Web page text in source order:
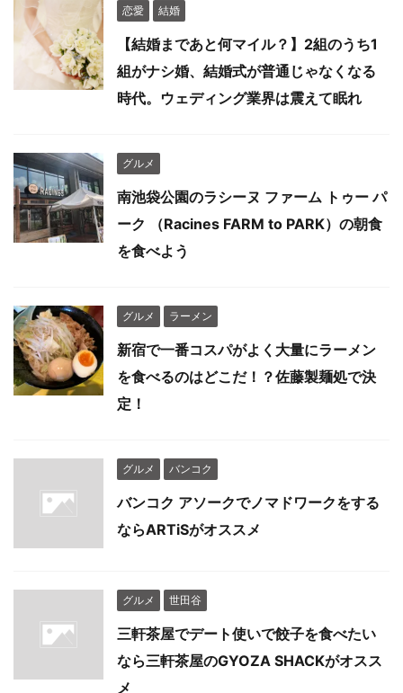
恋愛 結婚
【結婚まであと何マイル？】2組のうち1
組がナシ婚、結婚式が普通じゃなくなる
時代。ウェディング業界は震えて眠れ
グルメ
南池袋公園のラシーヌ ファーム トゥー パ
ーク （Racines FARM to PARK）の朝食
を食べよう
グルメ ラーメン
新宿で一番コスパがよく大量にラーメン
を食べるのはどこだ！？佐藤製麺処で決
定！
グルメ バンコク
バンコク アソークでノマドワークをする
ならARTiSがオススメ
グルメ 世田谷
三軒茶屋でデート使いで餃子を食べたい
なら三軒茶屋のGYOZA SHACKがオスス
メ